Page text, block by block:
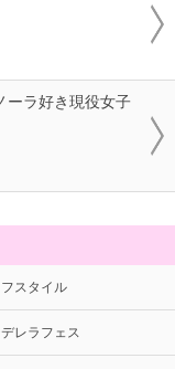
ーラ好き現役女子
スタイル
レラフェス